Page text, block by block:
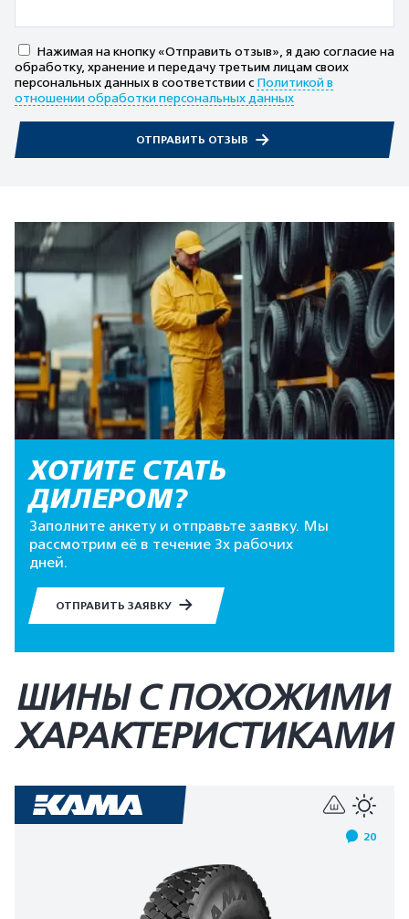
Нажимая на кнопку «Отправить отзыв», я даю согласие на
обработку, хранение и передачу третьим лицам своих
персональных данных в соответствии с Политикой в
отношении обработки персональных данных
ОТПРАВИТЬ ОТЗЫВ
ХОТИТЕ СТАТЬ
ДИЛЕРОМ?
Заполните анкету и отправьте заявку. Мы
рассмотрим её в течение 3х рабочих
дней.
ОТПРАВИТЬ ЗАЯВКУ
ШИНЫ С ПОХОЖИМИ
ХАРАКТЕРИСТИКАМИ
20